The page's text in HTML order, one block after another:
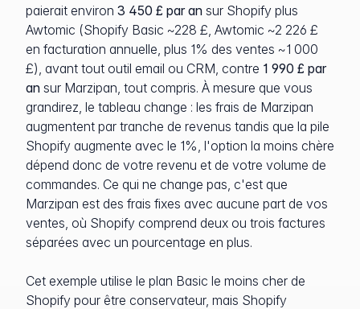
paierait environ 3 450 £ par an sur Shopify plus
Awtomic (Shopify Basic ~228 £, Awtomic ~2 226 £
en facturation annuelle, plus 1% des ventes ~1 000
£), avant tout outil email ou CRM, contre 1 990 £ par
an sur Marzipan, tout compris. À mesure que vous
grandirez, le tableau change : les frais de Marzipan
augmentent par tranche de revenus tandis que la pile
Shopify augmente avec le 1%, l'option la moins chère
dépend donc de votre revenu et de votre volume de
commandes. Ce qui ne change pas, c'est que
Marzipan est des frais fixes avec aucune part de vos
ventes, où Shopify comprend deux ou trois factures
séparées avec un pourcentage en plus.
Cet exemple utilise le plan Basic le moins cher de
Shopify pour être conservateur, mais Shopify